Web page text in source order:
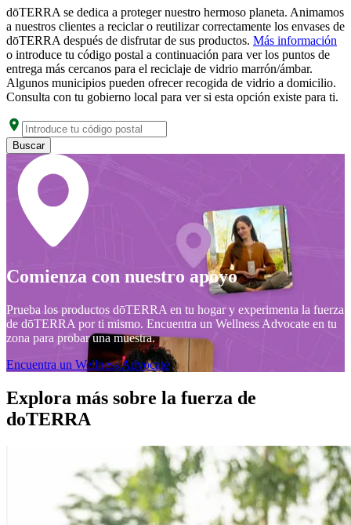
dōTERRA se dedica a proteger nuestro hermoso planeta. Animamos
a nuestros clientes a reciclar o reutilizar correctamente los envases de
dōTERRA después de disfrutar de sus productos. Más información
o introduce tu código postal a continuación para ver los puntos de
entrega más cercanos para el reciclaje de vidrio marrón/ámbar.
Algunos municipios pueden ofrecer recogida de vidrio a domicilio.
Consulta con tu gobierno local para ver si esta opción existe para ti.
Buscar
Comienza con nuestro apoyo
Prueba los productos dōTERRA en tu hogar y experimenta la fuerza
de dōTERRA por ti mismo. Encuentra un Wellness Advocate en tu
zona para probar una muestra.
Encuentra un Wellness Advocate
Explora más sobre la fuerza de
doTERRA